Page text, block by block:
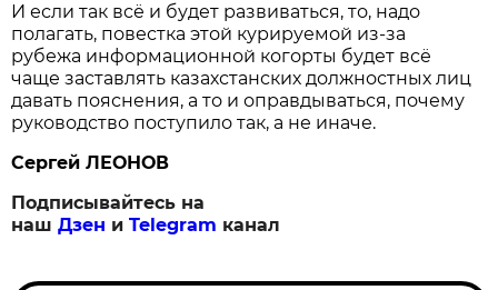
И если так всё и будет развиваться, то, надо
полагать, повестка этой курируемой из-за
рубежа информационной когорты будет всё
чаще заставлять казахстанских должностных лиц
давать пояснения, а то и оправдываться, почему
руководство поступило так, а не иначе.
Сергей ЛЕОНОВ
Подписывайтесь на
нашДзен иTelegram канал